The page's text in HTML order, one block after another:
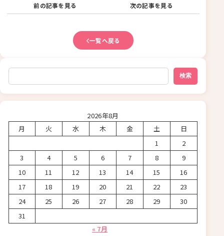
前の記事を見る 次の記事を見る
一覧へ戻る
検索
検索
2026年8月
月
火 水 木 金 土
日
1
2
3
4 5 6 7 8
9
10
11 12 13 14 15
16
17
18 19 20 21 22
23
24
25 26 27 28 29
30
31
« 7月